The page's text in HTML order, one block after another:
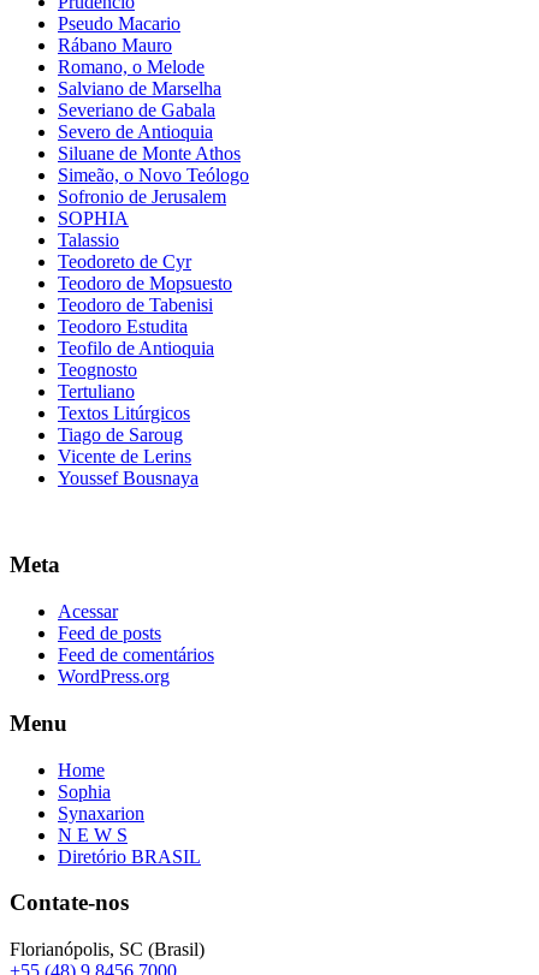
Pseudo Macario
Rábano Mauro
Romano, o Melode
Salviano de Marselha
Severiano de Gabala
Severo de Antioquia
Siluane de Monte Athos
Simeão, o Novo Teólogo
Sofronio de Jerusalem
SOPHIA
Talassio
Teodoreto de Cyr
Teodoro de Mopsuesto
Teodoro de Tabenisi
Teodoro Estudita
Teofilo de Antioquia
Teognosto
Tertuliano
Textos Litúrgicos
Tiago de Saroug
Vicente de Lerins
Youssef Bousnaya
Meta
Acessar
Feed de posts
Feed de comentários
WordPress.org
Menu
Home
Sophia
Synaxarion
N E W S
Diretório BRASIL
Contate-nos
Florianópolis, SC (Brasil)
+55 (48) 9 8456 7000